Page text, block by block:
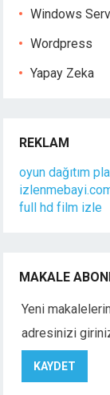
Windows
Wordpress
Yapay Zeka
REKLAM
oyun dağıtım
full hd film izle
MAKALE
Yeni
adresinizi